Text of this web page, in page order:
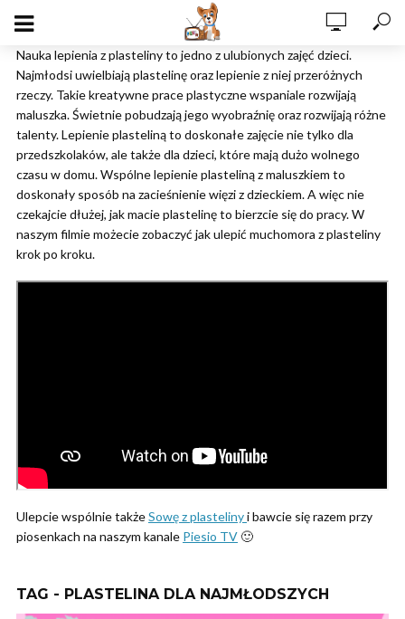
Nauka lepienia z plasteliny to jedno z ulubionych zajęć dzieci.
Najmłodsi uwielbiają plastelinę oraz lepienie z niej przeróżnych
rzeczy. Takie kreatywne prace plastyczne wspaniale rozwijają
maluszka. Świetnie pobudzają jego wyobraźnię oraz rozwijają różne
talenty. Lepienie plasteliną to doskonałe zajęcie nie tylko dla
przedszkolaków, ale także dla dzieci, które mają dużo wolnego
czasu w domu. Wspólne lepienie plasteliną z maluszkiem to
doskonały sposób na zacieśnienie więzi z dzieckiem. A więc nie
czekajcie dłużej, jak macie plastelinę to bierzcie się do pracy. W
naszym filmie możecie zobaczyć jak ulepić muchomora z plasteliny
krok po kroku.
Ulepcie wspólnie takżeSowę z plastelinyi bawcie się razem przy
piosenkach na naszym kanale Piesio TV🙂
TAG - PLASTELINA DLA NAJMŁODSZYCH